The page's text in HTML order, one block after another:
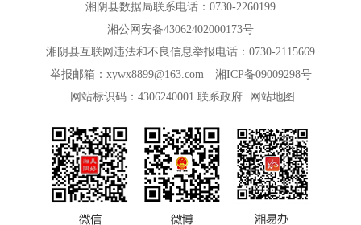
湘阴县数据局联系电话：0730-2260199
湘公网安备43062402000173号
湘阴县互联网违法和不良信息举报电话：0730-2115669
举报邮箱：xywx8899@163.com
湘ICP备09009298号
网站标识码：4306240001 联系政府 网站地图